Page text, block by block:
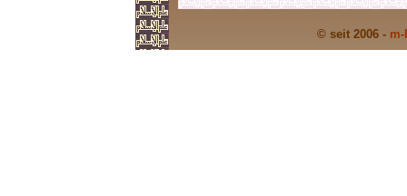
© seit 2006 -